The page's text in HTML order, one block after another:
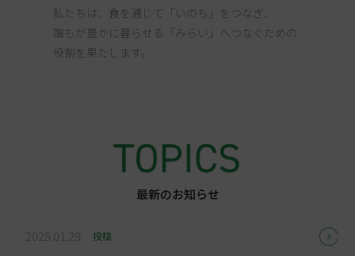
私たちは、食を通じて「いのち」をつなぎ、
誰もが豊かに暮らせる「みらい」へつなぐための
役割を果たします。
最新のお知らせ
投稿